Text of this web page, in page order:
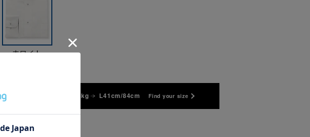
ホワイト
173cm / 70kg L41cm/84cm Find your size
サイズ